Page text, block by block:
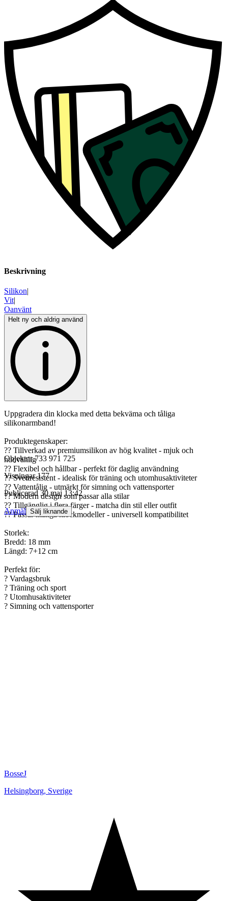
Beskrivning
Silikon|
Vit|
Oanvänt
Helt ny och aldrig använd
Uppgradera din klocka med detta bekväma och tåliga
silikonarmband!
Produktegenskaper:
?? Tillverkad av premiumsilikon av hög kvalitet - mjuk och
hudvänlig
?? Flexibel och hållbar - perfekt för daglig användning
?? Svettresistent - idealisk för träning och utomhusaktiviteter
?? Vattentålig - utmärkt för simning och vattensporter
?? Modern design som passar alla stilar
?? Tillgänglig i flera färger - matcha din stil eller outfit
?? Passar många klockmodeller - universell kompatibilitet
Storlek:
Bredd: 18 mm
Längd: 7+12 cm
Perfekt för:
? Vardagsbruk
? Träning och sport
? Utomhusaktiviteter
? Simning och vattensporter
Objektnr 733 971 725
Visningar 177
Publicerad 30 maj 13:42
Anmäl Sälj liknande
BosseJ
Helsingborg, Sverige